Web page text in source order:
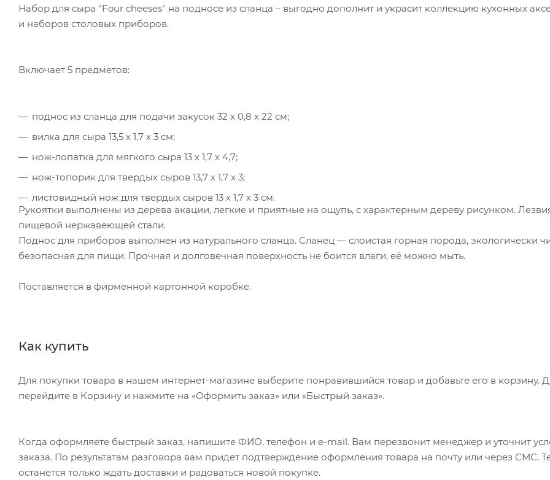
Набор для сыра "Four cheeses" на подносе из сланца – выгодно дополнит и украсит коллекцию кухонных
и наборов столовых приборов.
Включает 5 предметов:
поднос из сланца для подачи закусок 32 х 0,8 х 22 см;
вилка для сыра 13,5 х 1,7 х 3 см;
нож-лопатка для мягкого сыра 13 х 1,7 х 4,7;
нож-топорик для твердых сыров 13,7 х 1,7 х 3;
листовидный нож для твердых сыров 13 х 1,7 х 3 см.
Рукоятки выполнены из дерева акации, легкие и приятные на ощупь, с характерным дереву рисунком.
пищевой нержавеющей стали.
Поднос для приборов выполнен из натурального сланца. Сланец — слоистая горная порода, экологически
безопасная для пищи. Прочная и долговечная поверхность не боится влаги, её можно мыть.
Поставляется в фирменной картонной коробке.
Как купить
Для покупки товара в нашем интернет-магазине выберите понравившийся товар и добавьте его в корзину.
перейдите в Корзину и нажмите на «Оформить заказ» или «Быстрый заказ».
Когда оформляете быстрый заказ, напишите ФИО, телефон и e-mail. Вам перезвонит менеджер и уточнит
заказа. По результатам разговора вам придет подтверждение оформления товара на почту или через СМС.
останется только ждать доставки и радоваться новой покупке.